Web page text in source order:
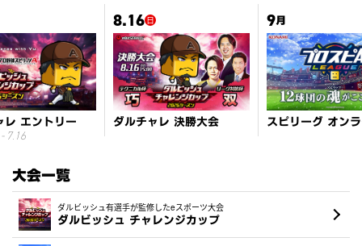
レ エントリー
7.16
8.16 日
ダルチャレ 決勝大会
9月
大会一覧
ダルビッシュ チャレンジカップ
ダルビッシュ有選手が監修したeスポーツ大会